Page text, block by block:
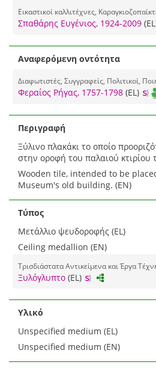
Εικαστικοί καλλιτέχνες,
Σπαθάρης Ευγένιος, 1924-2009
Αναφερόμενη οντότητα
Διαφωτιστές, Συγγραφείς, Πολιτικοί,
Φεραίος Ρήγας, 1757-1798 (EL)
Περιγραφή
Ξύλινο πλακάκι το οποίο
στην οροφή του παλαιού κτιρίου
Wooden tile, intended to be
Museum's old building. (EN)
Τύπος
Μετάλλιο ψευδοροφής (EL)
Ceiling medallion (EN)
Τρισδιάστατα Αντικείμενα και Έργα
Ξυλόγλυπτο (EL)
Υλικό
Unspecified medium (EL)
Unspecified medium (EN)